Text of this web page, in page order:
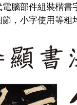
電腦部件組裝楷書
，小字使用等粗